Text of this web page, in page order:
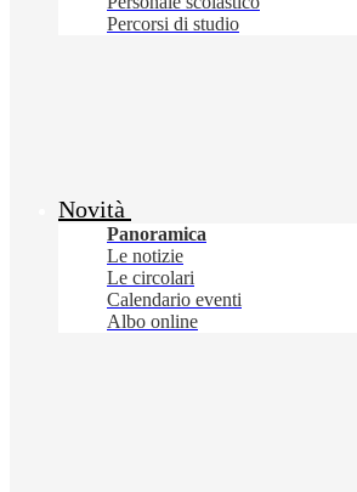
Percorsi di studio
Novità
Panoramica
Le notizie
Le circolari
Calendario eventi
Albo online